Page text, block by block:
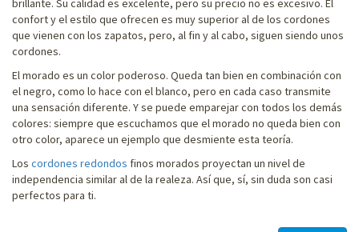
brillante. Su calidad es excelente, pero su precio no es excesivo. El
confort y el estilo que ofrecen es muy superior al de los cordones
que vienen con los zapatos, pero, al fin y al cabo, siguen siendo unos
cordones.
El morado es un color poderoso. Queda tan bien en combinación con
el negro, como lo hace con el blanco, pero en cada caso transmite
una sensación diferente. Y se puede emparejar con todos los demás
colores: siempre que escuchamos que el morado no queda bien con
otro color, aparece un ejemplo que desmiente esta teoría.
Los cordones redondos finos morados proyectan un nivel de
independencia similar al de la realeza. Así que, sí, sin duda son casi
perfectos para ti.